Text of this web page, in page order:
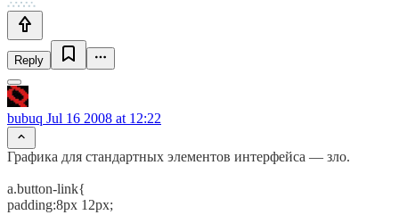
Reply
bubuq Jul 16 2008 at 12:22
Графика для стандартных элементов интерфейса — зло.
a.button-link{
padding:8px 12px;